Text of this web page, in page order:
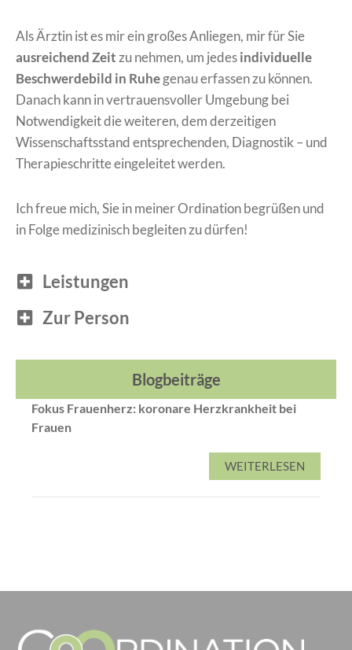
Als Ärztin ist es mir ein großes Anliegen, mir für Sie
ausreichend Zeit zu nehmen, um jedesindividuelle
Beschwerdebild in Ruhegenau erfassen zu können.
Danach kann in vertrauensvoller Umgebung bei
Notwendigkeit die weiteren, dem derzeitigen
Wissenschaftsstand entsprechenden, Diagnostik – und
Therapieschritte eingeleitet werden.
Ich freue mich, Sie in meiner Ordination begrüßen und
in Folge medizinisch begleiten zu dürfen!
Leistungen
Zur Person
Blogbeiträge
Fokus Frauenherz: koronare Herzkrankheit bei
Frauen
WEITERLESEN